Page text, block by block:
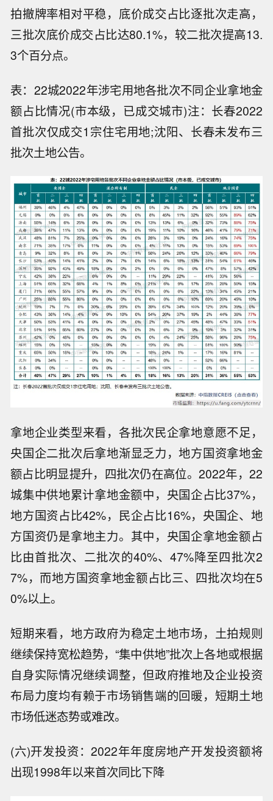
拍撤牌率相对平稳，底价成交占比逐批次走高，
三批次底价成交占比达80.1%，较二批次提高13.
3个百分点。
表：22城2022年涉宅用地各批次不同企业拿地金
额占比情况(市本级，已成交城市)注：长春2022
首批次仅成交1宗住宅用地;沈阳、长春未发布三
批次土地公告。
拿地企业类型来看，各批次民企拿地意愿不足，
央国企二批次后拿地渐显乏力，地方国资拿地金
额占比明显提升，四批次仍在高位。2022年，22
城集中供地累计拿地金额中，央国企占比37%，
地方国资占比42%，民企占比16%，央国企、地
方国资仍是拿地主力。其中，央国企拿地金额占
比由首批次、二批次的40%、47%降至四批次2
7%，而地方国资拿地金额占比三、四批次均在5
0%以上。
短期来看，地方政府为稳定土地市场，土拍规则
继续保持宽松趋势，“集中供地”批次上各地或根据
自身实际情况继续调整，但政府推地及企业投资
布局力度均有赖于市场销售端的回暖，短期土地
市场低迷态势或难改。
(六)开发投资：2022年年度房地产开发投资额将
出现1998年以来首次同比下降